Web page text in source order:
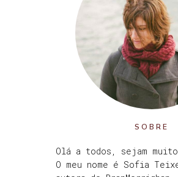
SOBRE
Olá a todos, sejam
O meu nome é Sofia